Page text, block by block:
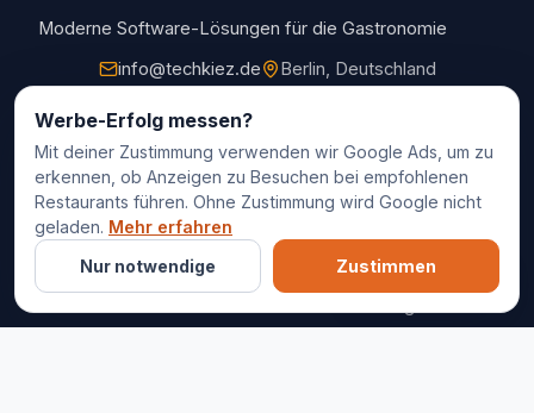
Moderne Software-Lösungen für die Gastronomie
info@techkiez.de
Berlin, Deutschland
Unternehmen
FAQ
Preise
Kontakt
© 2025 techkiez. Alle Rechte vorbehalten.
KONTAKT
Werbe-Erfolg messen?
Mit deiner Zustimmung verwenden wir Google Ads, um zu
erkennen, ob Anzeigen zu Besuchen bei empfohlenen
Restaurants führen. Ohne Zustimmung wird Google nicht
geladen. Mehr erfahren
Nur notwendige
Zustimmen